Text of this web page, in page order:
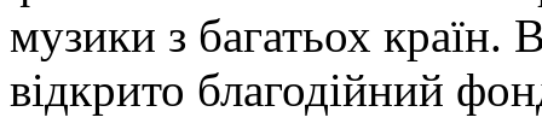
музики з багатьох країн.
відкрито благодійний